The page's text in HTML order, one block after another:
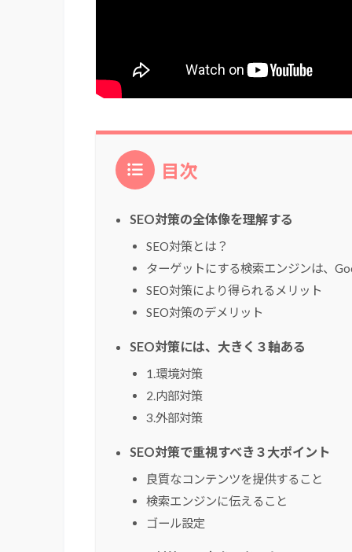
目次
SEO対策の全体像を理解する
SEO対策とは？
ターゲットにする検索エンジンは、
SEO対策により得られるメリット
SEO対策のデメリット
SEO対策には、大きく３軸ある
1.環境対策
2.内部対策
3.外部対策
SEO対策で重視すべき３大ポイント
良質なコンテンツを提供すること
検索エンジンに伝えること
ゴール設定